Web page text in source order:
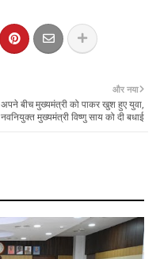
और नया
अपने बीच मुख्यमंत्री को पाकर खुश हुए युवा,
नवनियुक्त मुख्यमंत्री विष्णु साय को दी बधाई